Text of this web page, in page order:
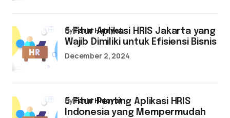
5 Fitur Aplikasi HRIS Jakarta yang
Wajib Dimiliki untuk Efisiensi Bisnis
byFarid Hidayat
December 2, 2024
5 Fitur Penting Aplikasi HRIS
Indonesia yang Mempermudah
byFarid Hidayat